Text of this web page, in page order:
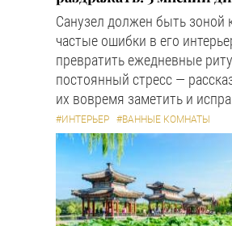
Санузел должен быть зоной
частые ошибки в его
превратить ежедневные
постоянный стресс —
их вовремя заметить и
#ИНТЕРЬЕР #ВАННЫЕ КОМНАТЫ